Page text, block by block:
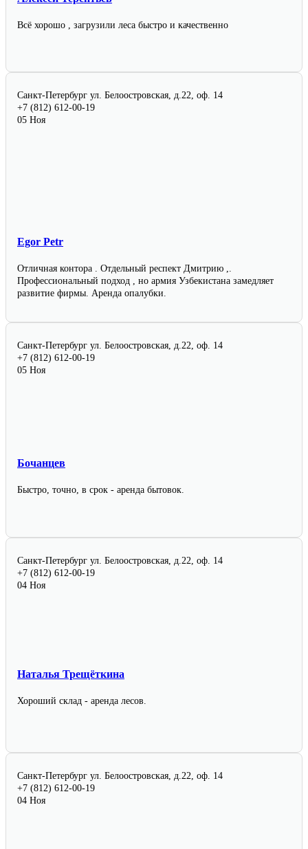
Всё хорошо , загрузили леса быстро и качественно
Санкт-Петербург ул. Белоостровская, д.22, оф. 14
+7 (812) 612-00-19
05 Ноя
Egor Petr
Отличная контора . Отдельный респект Дмитрию ,.
Профессиональный подход , но армия Узбекистана замедляет
развитие фирмы. Аренда опалубки.
Санкт-Петербург ул. Белоостровская, д.22, оф. 14
+7 (812) 612-00-19
05 Ноя
Бочанцев
Быстро, точно, в срок - аренда бытовок.
Санкт-Петербург ул. Белоостровская, д.22, оф. 14
+7 (812) 612-00-19
04 Ноя
Наталья Трещёткина
Хороший склад - аренда лесов.
Санкт-Петербург ул. Белоостровская, д.22, оф. 14
+7 (812) 612-00-19
04 Ноя